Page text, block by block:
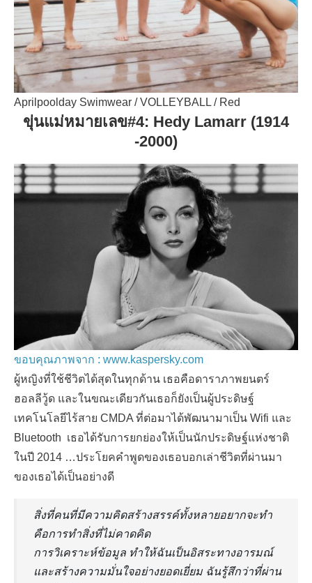
Aprilpoolday Swimwear / VOLLEYBALL / Red
ขุ่นแม่หมายเลข#4: Hedy Lamarr (1914
-2000)
ขอบคุณภาพจาก : www.kaspersky.com
ผู้หญิงที่ใช้ชีวิตได้สุดในทุกด้าน เธอคือดาราภาพยนตร์
ฮอลลีวู้ด และในขณะเดียวกันเธอก็ยังเป็นผู้ประดิษฐ์
เทคโนโลยีไร้สาย CMDA ที่ต่อมาได้พัฒนามาเป็น Wifi และ
Bluetooth เธอได้รับการยกย่องให้เป็นนักประดิษฐ์แห่งชาติ
ในปี 2014 …ประโยคคำพูดของเธอบอกเล่าชีวิตที่ผ่านมา
ของเธอได้เป็นอย่างดี
สิ่งที่คนที่มีความคิดสร้างสรรค์ทั้งหลายอยากจะทำ
คือการทำสิ่งที่ไม่คาดคิด
การวิเคราะห์ข้อมูล ทำให้ฉันเป็นอิสระทางอารมณ์
และสร้างความมั่นใจอย่างยอดเยี่ยม ฉันรู้สึกว่าที่ผ่าน